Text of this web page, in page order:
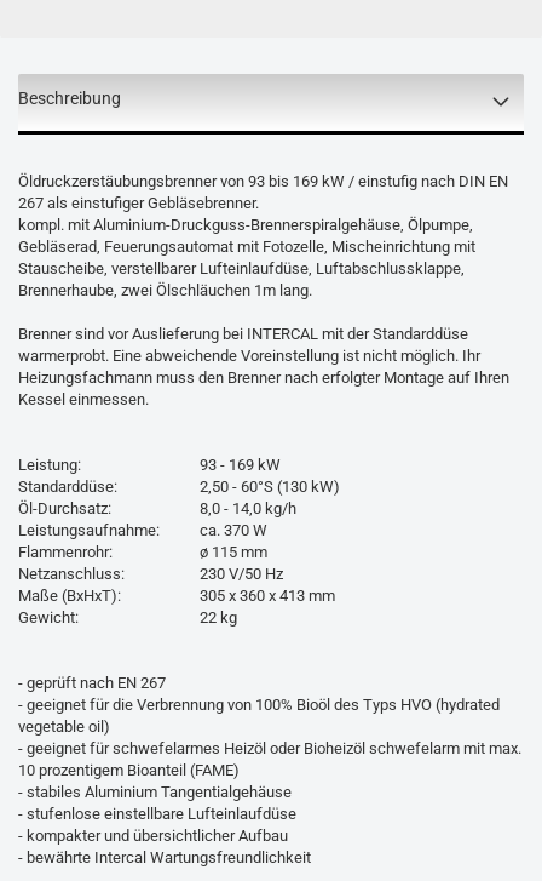
Beschreibung
Öldruckzerstäubungsbrenner von 93 bis 169 kW / einstufig nach DIN EN
267 als einstufiger Gebläsebrenner.
kompl. mit Aluminium-Druckguss-Brennerspiralgehäuse, Ölpumpe,
Gebläserad, Feuerungsautomat mit Fotozelle, Mischeinrichtung mit
Stauscheibe, verstellbarer Lufteinlaufdüse, Luftabschlussklappe,
Brennerhaube, zwei Ölschläuchen 1m lang.
Brenner sind vor Auslieferung bei INTERCAL mit der Standarddüse
warmerprobt. Eine abweichende Voreinstellung ist nicht möglich. Ihr
Heizungsfachmann muss den Brenner nach erfolgter Montage auf Ihren
Kessel einmessen.
Leistung:
93 - 169 kW
Standarddüse:
2,50 - 60°S (130 kW)
Öl-Durchsatz:
8,0 - 14,0 kg/h
Leistungsaufnahme:
ca. 370 W
Flammenrohr:
ø 115 mm
Netzanschluss:
230 V/50 Hz
Maße (BxHxT):
305 x 360 x 413 mm
Gewicht:
22 kg
- geprüft nach EN 267
- geeignet für die Verbrennung von 100% Bioöl des Typs HVO (hydrated
vegetable oil)
- geeignet für schwefelarmes Heizöl oder Bioheizöl schwefelarm mit max.
10 prozentigem Bioanteil (FAME)
- stabiles Aluminium Tangentialgehäuse
- stufenlose einstellbare Lufteinlaufdüse
- kompakter und übersichtlicher Aufbau
- bewährte Intercal Wartungsfreundlichkeit